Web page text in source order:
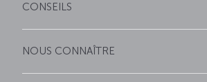
CONSEILS
NOUS CONNAÎTRE